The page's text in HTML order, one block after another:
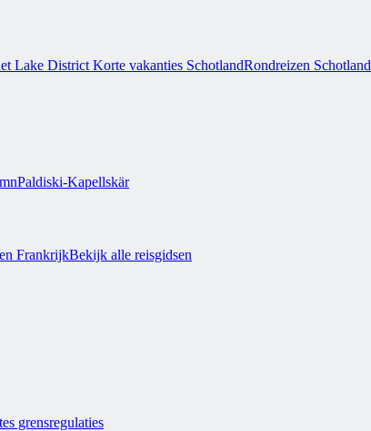
Lake District Korte vakanties SchotlandRondreizen Schotland
Paldiski-Kapellskär
FrankrijkBekijk alle reisgidsen
grensregulaties